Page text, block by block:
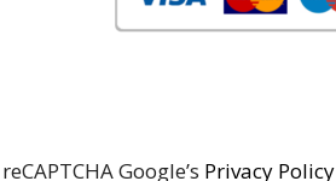
reCAPTCHA Google’s Privacy Policy